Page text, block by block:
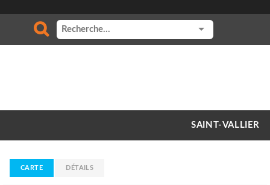
SAINT-VALLIER
CARTE DÉTAILS